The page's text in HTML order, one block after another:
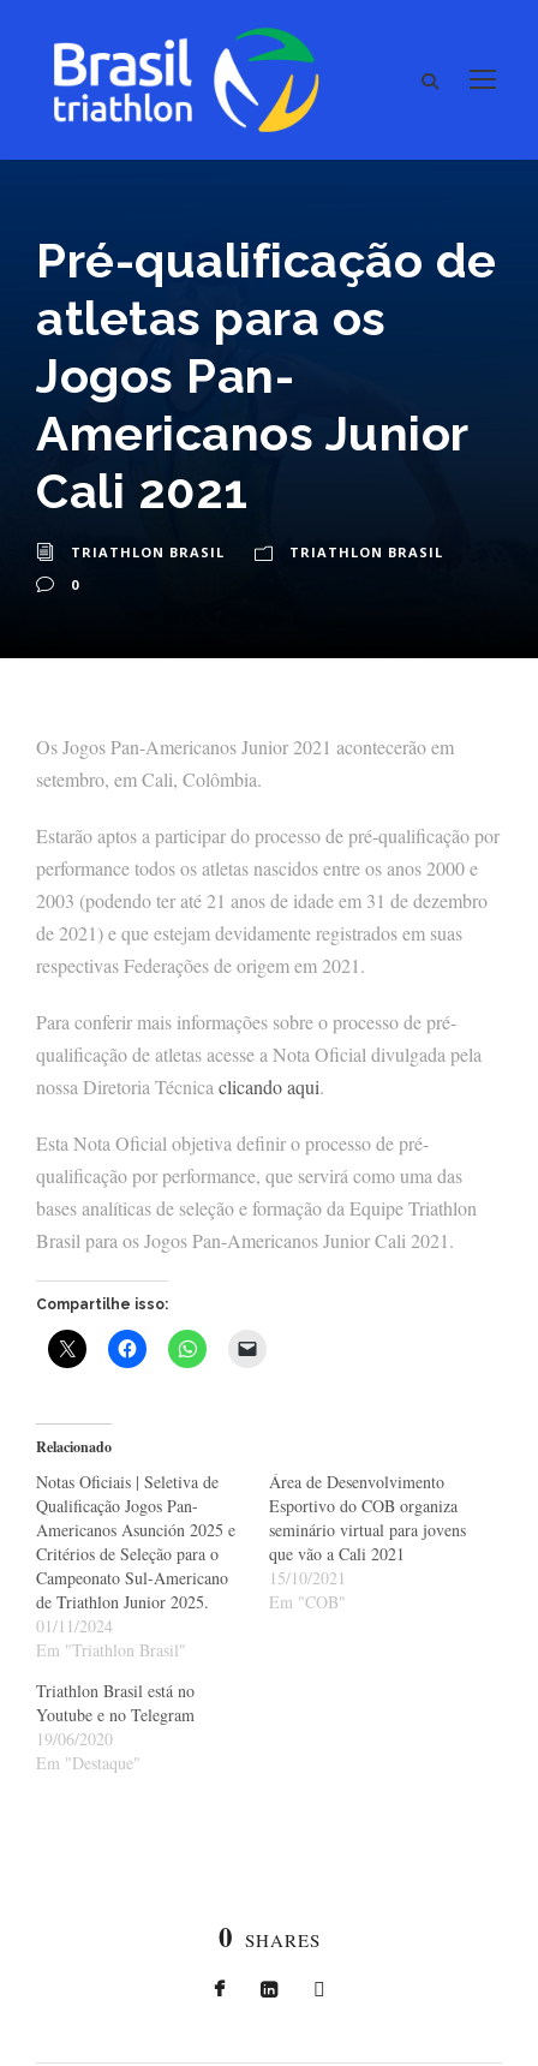
Pré-qualificação de
atletas para os
Jogos Pan-
Americanos Junior
Cali 2021
TRIATHLON BRASIL
TRIATHLON BRASIL
0
Os Jogos Pan-Americanos Junior 2021 acontecerão em
setembro, em Cali, Colômbia.
Estarão aptos a participar do processo de pré-qualificação por
performance todos os atletas nascidos entre os anos 2000 e
2003 (podendo ter até 21 anos de idade em 31 de dezembro
de 2021) e que estejam devidamente registrados em suas
respectivas Federações de origem em 2021.
Para conferir mais informações sobre o processo de pré-
qualificação de atletas acesse a Nota Oficial divulgada pela
nossa Diretoria Técnicaclicando aqui.
Esta Nota Oficial objetiva definir o processo de pré-
qualificação por performance, que servirá como uma das
bases analíticas de seleção e formação da Equipe Triathlon
Brasil para os Jogos Pan-Americanos Junior Cali 2021.
Compartilhe isso:
Relacionado
Notas Oficiais | Seletiva de
Qualificação Jogos Pan-
Americanos Asunción 2025 e
Critérios de Seleção para o
Campeonato Sul-Americano
de Triathlon Junior 2025.
01/11/2024
Em "Triathlon Brasil"
Área de Desenvolvimento
Esportivo do COB organiza
seminário virtual para jovens
que vão a Cali 2021
15/10/2021
Em "COB"
Triathlon Brasil está no
Youtube e no Telegram
19/06/2020
Em "Destaque"
0 SHARES